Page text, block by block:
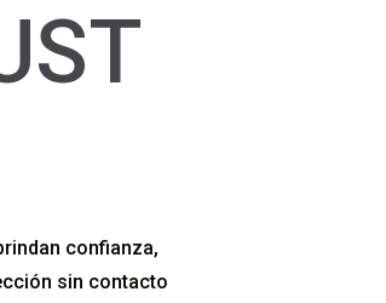
confianza,
sin contacto